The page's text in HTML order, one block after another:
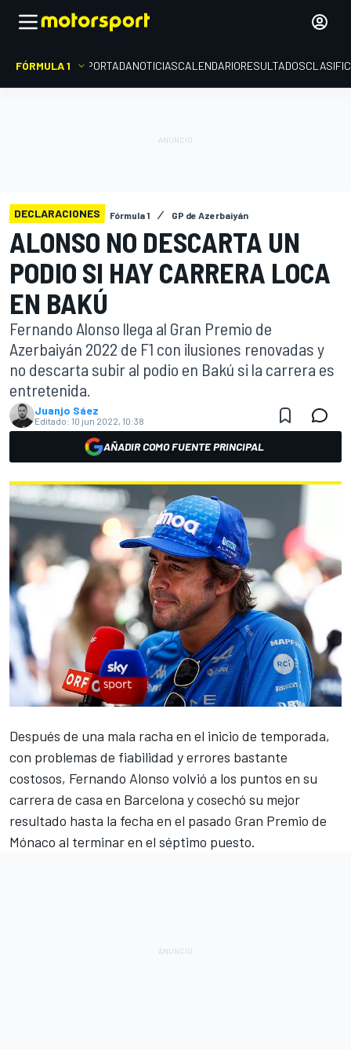
FÓRMULA 1 PORTADANOTICIASCALENDARIORESULTADOS
DECLARACIONES Fórmula 1 GP de Azerbaiyán
ALONSO NO DESCARTA UN
PODIO SI HAY CARRERA LOCA
EN BAKÚ
Fernando Alonso llega al Gran Premio de
Azerbaiyán 2022 de F1 con ilusiones renovadas y
no descarta subir al podio en Bakú si la carrera es
entretenida.
Juanjo Sáez
Editado: 10 jun 2022, 10:38
AÑADIR COMO FUENTE PRINCIPAL
Después de una mala racha en el inicio de temporada,
con problemas de fiabilidad y errores bastante
costosos, Fernando Alonso volvió a los puntos en su
carrera de casa en Barcelona y cosechó su mejor
resultado hasta la fecha en el pasado Gran Premio de
Mónaco al terminar en el séptimo puesto.